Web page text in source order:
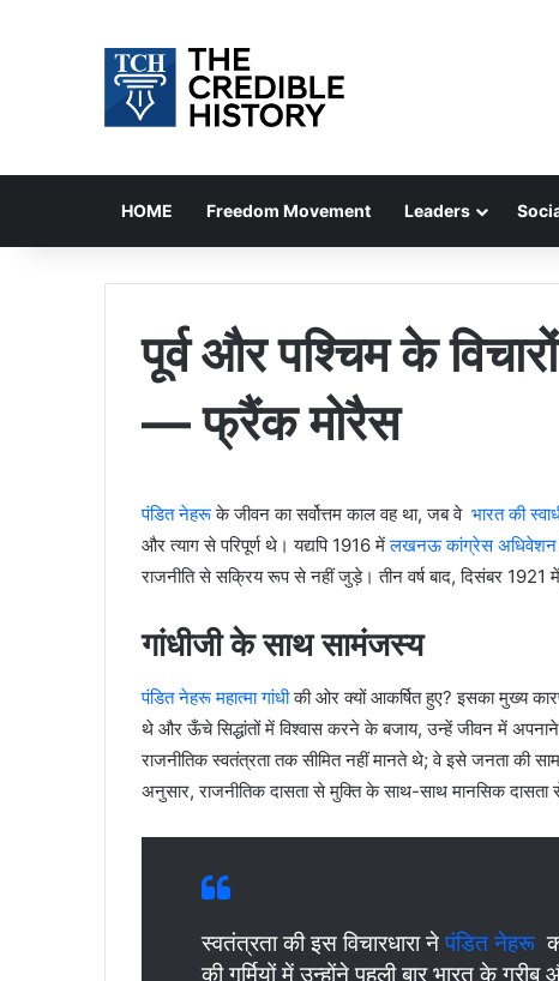
HOME Freedom Movement Leaders
पूर्व और पश्चिम के
— फ्रैंक मोरैस
पंडित नेहरूके जीवन का सर्वोत्तम काल वह था, जब वे भारत की
और त्याग से परिपूर्ण थे। यद्यपि 1916 मेंलखनऊ कांग्रेस अधिवेशन
राजनीति से सक्रिय रूप से नहीं जुड़े। तीन वर्ष बाद, दिसंबर 1921
गांधीजी के साथ सामंजस्य
पंडित नेहरू महात्मा गांधीकी ओर क्यों आकर्षित हुए? इसका मुख्य
थे और ऊँचे सिद्धांतों में विश्वास करने के बजाय, उन्हें जीवन में
राजनीतिक स्वतंत्रता तक सीमित नहीं मानते थे; वे इसे जनता
अनुसार, राजनीतिक दासता से मुक्ति के साथ-साथ मानसिक
स्वतंत्रता की इस विचारधारा नेपंडित नेहरू
की गर्मियों में उन्होंने पहली बार भारत के